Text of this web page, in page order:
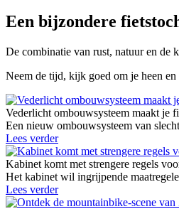
Een bijzondere
De combinatie van rust, natuur en de
Neem de tijd, kijk goed om je heen
Vederlicht ombouwsysteem maakt je
Een nieuw ombouwsysteem van
Lees verder
Kabinet komt met strengere regels
Het kabinet wil ingrijpende
Lees verder